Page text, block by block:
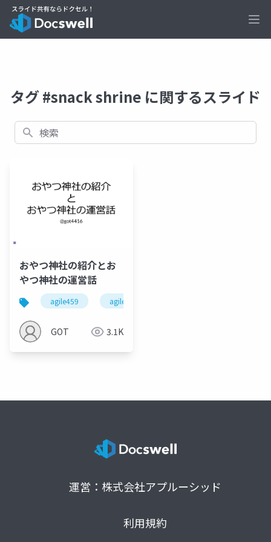
タグ #snack shrine に関するスライド
検索
おやつ神社の紹介とお
やつ神社の運営話
agile459 agile japan
GOT 3.1K
運営：株式会社アプルーシッド
利用規約